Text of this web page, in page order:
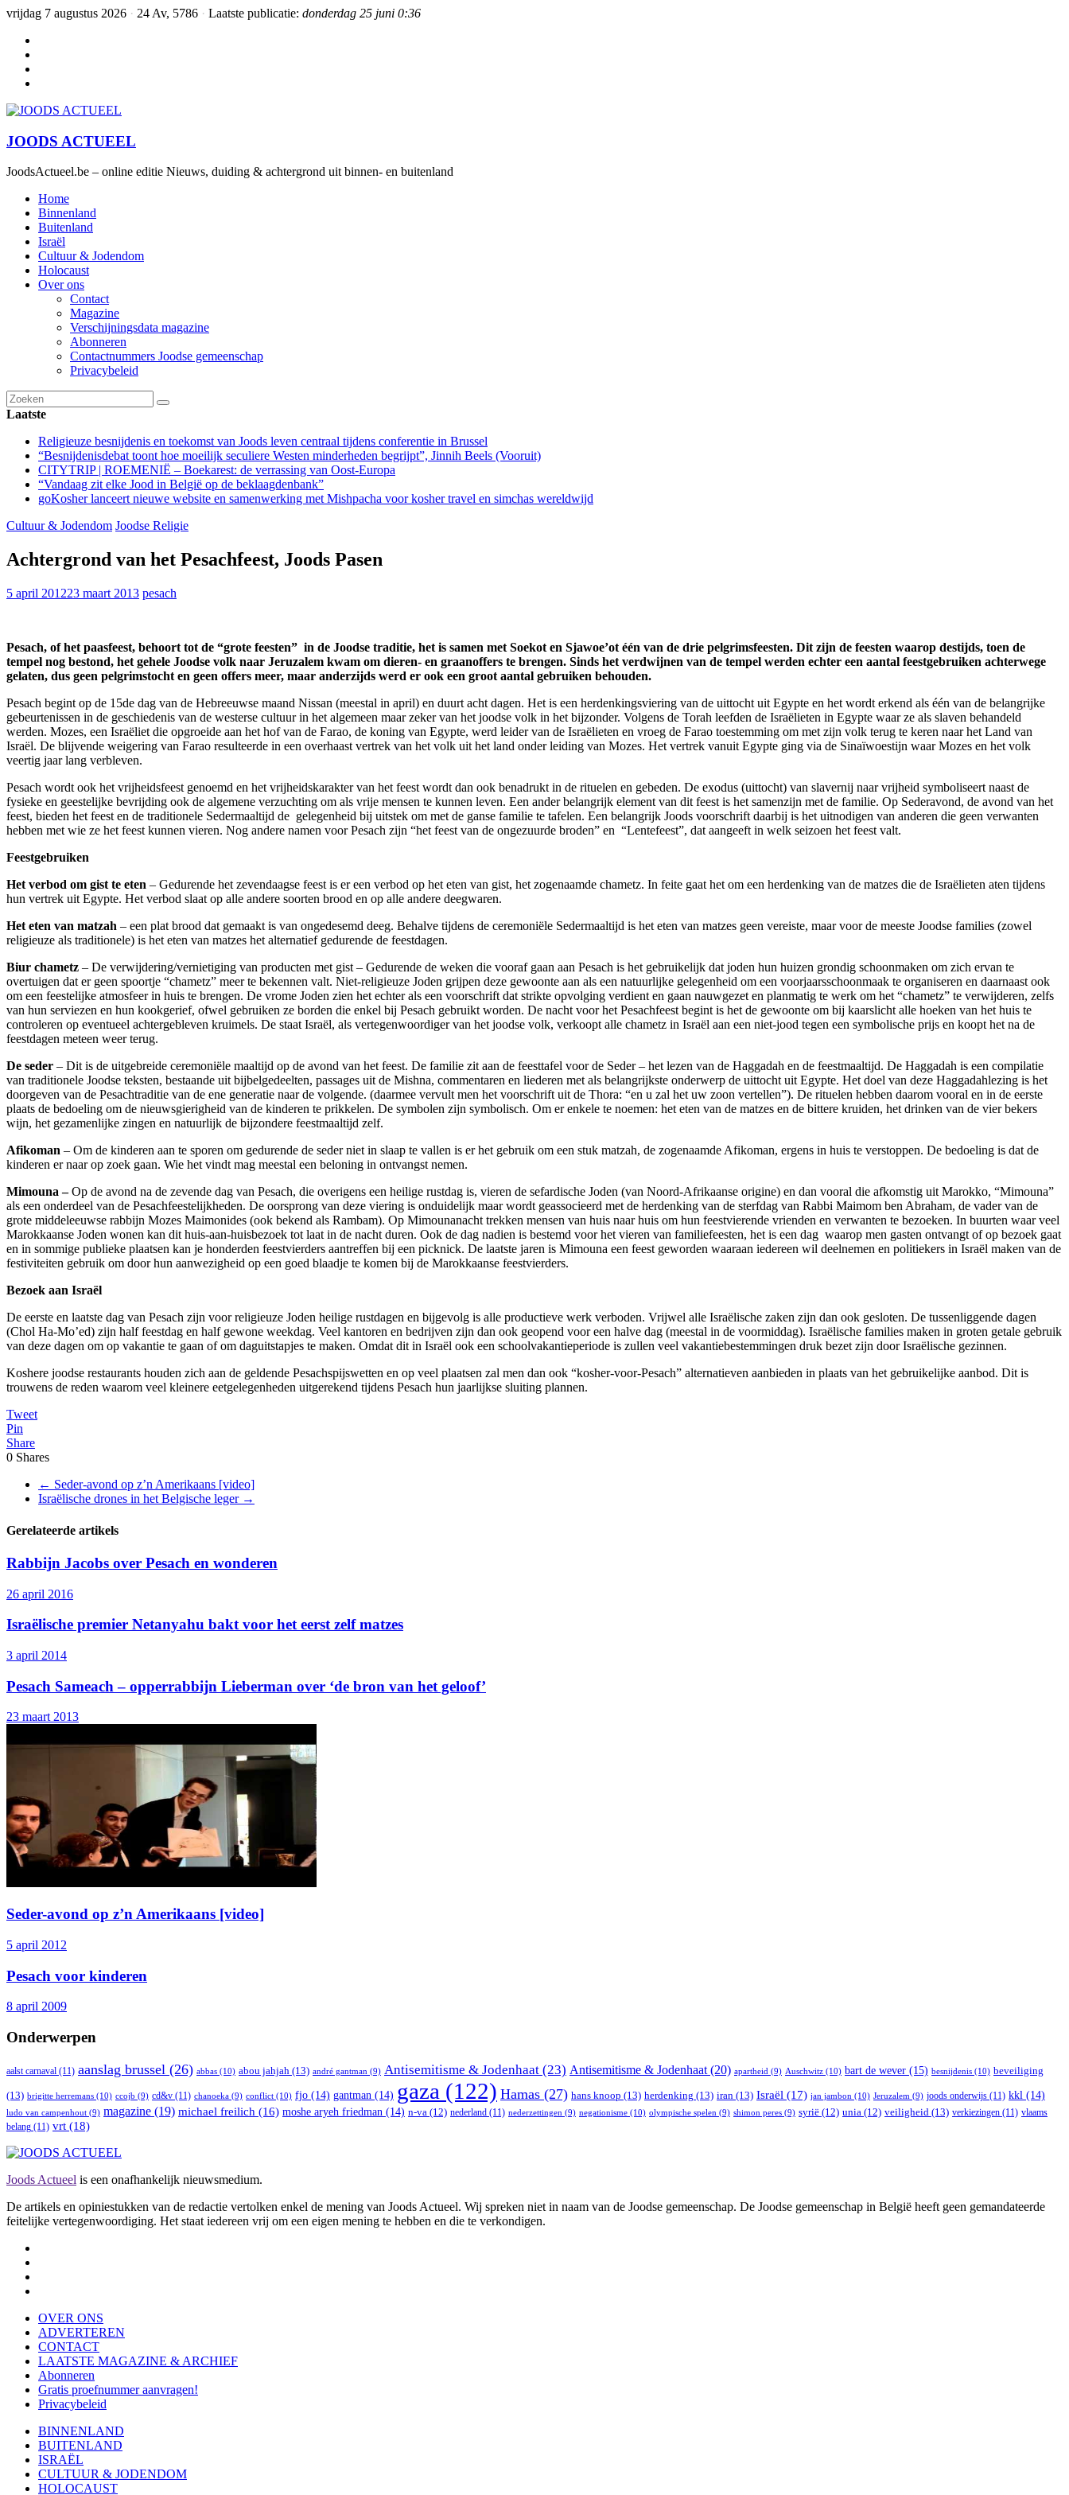
vrijdag 7 augustus 2026 · 24 Av, 5786 · Laatste publicatie: donderdag 25 juni 0:36
JOODS ACTUEEL
JoodsActueel.be – online editie Nieuws, duiding & achtergrond uit binnen- en buitenland
Home
Binnenland
Buitenland
Israël
Cultuur & Jodendom
Holocaust
Over ons
Contact
Magazine
Verschijningsdata magazine
Abonneren
Contactnummers Joodse gemeenschap
Privacybeleid
Laatste
Religieuze besnijdenis en toekomst van Joods leven centraal tijdens conferentie in Brussel
“Besnijdenisdebat toont hoe moeilijk seculiere Westen minderheden begrijpt”, Jinnih Beels (Vooruit)
CITYTRIP | ROEMENIË – Boekarest: de verrassing van Oost-Europa
“Vandaag zit elke Jood in België op de beklaagdenbank”
goKosher lanceert nieuwe website en samenwerking met Mishpacha voor kosher travel en simchas wereldwijd
Cultuur & Jodendom Joodse Religie
Achtergrond van het Pesachfeest, Joods Pasen
5 april 201223 maart 2013 pesach
Pesach, of het paasfeest, behoort tot de “grote feesten” in de Joodse traditie, het is samen met Soekot en Sjawoe’ot één van de drie pelgrimsfeesten. Dit zijn de feesten waarop destijds, toen de
tempel nog bestond, het gehele Joodse volk naar Jeruzalem kwam om dieren- en graanoffers te brengen. Sinds het verdwijnen van de tempel werden echter een aantal feestgebruiken achterwege
gelaten, dus geen pelgrimstocht en geen offers meer, maar anderzijds werd er ook een groot aantal gebruiken behouden.
Pesach begint op de 15de dag van de Hebreeuwse maand Nissan (meestal in april) en duurt acht dagen. Het is een herdenkingsviering van de uittocht uit Egypte en het wordt erkend als één van de belangrijke
gebeurtenissen in de geschiedenis van de westerse cultuur in het algemeen maar zeker van het joodse volk in het bijzonder. Volgens de Torah leefden de Israëlieten in Egypte waar ze als slaven behandeld
werden. Mozes, een Israëliet die opgroeide aan het hof van de Farao, de koning van Egypte, werd leider van de Israëlieten en vroeg de Farao toestemming om met zijn volk terug te keren naar het Land van
Israël. De blijvende weigering van Farao resulteerde in een overhaast vertrek van het volk uit het land onder leiding van Mozes. Het vertrek vanuit Egypte ging via de Sinaïwoestijn waar Mozes en het volk
veertig jaar lang verbleven.
Pesach wordt ook het vrijheidsfeest genoemd en het vrijheidskarakter van het feest wordt dan ook benadrukt in de rituelen en gebeden. De exodus (uittocht) van slavernij naar vrijheid symboliseert naast de
fysieke en geestelijke bevrijding ook de algemene verzuchting om als vrije mensen te kunnen leven. Een ander belangrijk element van dit feest is het samenzijn met de familie. Op Sederavond, de avond van het
feest, bieden het feest en de traditionele Sedermaaltijd de gelegenheid bij uitstek om met de ganse familie te tafelen. Een belangrijk Joods voorschrift daarbij is het uitnodigen van anderen die geen verwanten
hebben met wie ze het feest kunnen vieren. Nog andere namen voor Pesach zijn “het feest van de ongezuurde broden” en “Lentefeest”, dat aangeeft in welk seizoen het feest valt.
Feestgebruiken
Het verbod om gist te eten – Gedurende het zevendaagse feest is er een verbod op het eten van gist, het zogenaamde chametz. In feite gaat het om een herdenking van de matzes die de Israëlieten aten tijdens
hun vertrek uit Egypte. Het verbod slaat op alle andere soorten brood en op alle andere deegwaren.
Het eten van matzah – een plat brood dat gemaakt is van ongedesemd deeg. Behalve tijdens de ceremoniële Sedermaaltijd is het eten van matzes geen vereiste, maar voor de meeste Joodse families (zowel
religieuze als traditionele) is het eten van matzes het alternatief gedurende de feestdagen.
Biur chametz – De verwijdering/vernietiging van producten met gist – Gedurende de weken die vooraf gaan aan Pesach is het gebruikelijk dat joden hun huizen grondig schoonmaken om zich ervan te
overtuigen dat er geen spoortje “chametz” meer te bekennen valt. Niet-religieuze Joden grijpen deze gewoonte aan als een natuurlijke gelegenheid om een voorjaarsschoonmaak te organiseren en daarnaast ook
om een feestelijke atmosfeer in huis te brengen. De vrome Joden zien het echter als een voorschrift dat strikte opvolging verdient en gaan nauwgezet en planmatig te werk om het “chametz” te verwijderen, zelfs
van hun serviezen en hun kookgerief, ofwel gebruiken ze borden die enkel bij Pesach gebruikt worden. De nacht voor het Pesachfeest begint is het de gewoonte om bij kaarslicht alle hoeken van het huis te
controleren op eventueel achtergebleven kruimels. De staat Israël, als vertegenwoordiger van het joodse volk, verkoopt alle chametz in Israël aan een niet-jood tegen een symbolische prijs en koopt het na de
feestdagen meteen weer terug.
De seder – Dit is de uitgebreide ceremoniële maaltijd op de avond van het feest. De familie zit aan de feesttafel voor de Seder – het lezen van de Haggadah en de feestmaaltijd. De Haggadah is een compilatie
van traditionele Joodse teksten, bestaande uit bijbelgedeelten, passages uit de Mishna, commentaren en liederen met als belangrijkste onderwerp de uittocht uit Egypte. Het doel van deze Haggadahlezing is het
doorgeven van de Pesachtraditie van de ene generatie naar de volgende. (daarmee vervult men het voorschrift uit de Thora: “en u zal het uw zoon vertellen”). De rituelen hebben daarom vooral en in de eerste
plaats de bedoeling om de nieuwsgierigheid van de kinderen te prikkelen. De symbolen zijn symbolisch. Om er enkele te noemen: het eten van de matzes en de bittere kruiden, het drinken van de vier bekers
wijn, het gezamenlijke zingen en natuurlijk de bijzondere feestmaaltijd zelf.
Afikoman – Om de kinderen aan te sporen om gedurende de seder niet in slaap te vallen is er het gebruik om een stuk matzah, de zogenaamde Afikoman, ergens in huis te verstoppen. De bedoeling is dat de
kinderen er naar op zoek gaan. Wie het vindt mag meestal een beloning in ontvangst nemen.
Mimouna –Op de avond na de zevende dag van Pesach, die overigens een heilige rustdag is, vieren de sefardische Joden (van Noord-Afrikaanse origine) en dan vooral die afkomstig uit Marokko, “Mimouna”
als een onderdeel van de Pesachfeestelijkheden. De oorsprong van deze viering is onduidelijk maar wordt geassocieerd met de herdenking van de sterfdag van Rabbi Maimom ben Abraham, de vader van de
grote middeleeuwse rabbijn Mozes Maimonides (ook bekend als Rambam). Op Mimounanacht trekken mensen van huis naar huis om hun feestvierende vrienden en verwanten te bezoeken. In buurten waar veel
Marokkaanse Joden wonen kan dit huis-aan-huisbezoek tot laat in de nacht duren. Ook de dag nadien is bestemd voor het vieren van familiefeesten, het is een dag waarop men gasten ontvangt of op bezoek gaat
en in sommige publieke plaatsen kan je honderden feestvierders aantreffen bij een picknick. De laatste jaren is Mimouna een feest geworden waaraan iedereen wil deelnemen en politiekers in Israël maken van de
festiviteiten gebruik om door hun aanwezigheid op een goed blaadje te komen bij de Marokkaanse feestvierders.
Bezoek aan Israël
De eerste en laatste dag van Pesach zijn voor religieuze Joden heilige rustdagen en bijgevolg is alle productieve werk verboden. Vrijwel alle Israëlische zaken zijn dan ook gesloten. De tussenliggende dagen
(Chol Ha-Mo’ed) zijn half feestdag en half gewone weekdag. Veel kantoren en bedrijven zijn dan ook geopend voor een halve dag (meestal in de voormiddag). Israëlische families maken in groten getale gebruik
van deze dagen om op vakantie te gaan of om daguitstapjes te maken. Omdat dit in Israël ook een schoolvakantieperiode is zullen veel vakantiebestemmingen druk bezet zijn door Israëlische gezinnen.
Koshere joodse restaurants houden zich aan de geldende Pesachspijswetten en op veel plaatsen zal men dan ook “kosher-voor-Pesach” alternatieven aanbieden in plaats van het gebruikelijke aanbod. Dit is
trouwens de reden waarom veel kleinere eetgelegenheden uitgerekend tijdens Pesach hun jaarlijkse sluiting plannen.
Tweet
Pin
Share
0 Shares
← Seder-avond op z’n Amerikaans [video]
Israëlische drones in het Belgische leger →
Gerelateerde artikels
Rabbijn Jacobs over Pesach en wonderen
26 april 2016
Israëlische premier Netanyahu bakt voor het eerst zelf matzes
3 april 2014
Pesach Sameach – opperrabbijn Lieberman over ‘de bron van het geloof’
23 maart 2013
Seder-avond op z’n Amerikaans [video]
5 april 2012
Pesach voor kinderen
8 april 2009
Onderwerpen
aalst carnaval (11) aanslag brussel (26) abbas (10) abou jahjah (13) andré gantman (9) Antisemitisme & Jodenhaat (23) Antisemitisme & Jodenhaat (20) apartheid (9) Auschwitz (10) bart de wever (15) besnijdenis (10) beveiliging
(13) brigitte herremans (10) ccojb (9) cd&v (11) chanoeka (9) conflict (10) fjo (14) gantman (14) gaza (122) Hamas (27) hans knoop (13) herdenking (13) iran (13) Israël (17) jan jambon (10) Jeruzalem (9) joods onderwijs (11) kkl (14)
ludo van campenhout (9) magazine (19) michael freilich (16) moshe aryeh friedman (14) n-va (12) nederland (11) nederzettingen (9) negationisme (10) olympische spelen (9) shimon peres (9) syrië (12) unia (12) veiligheid (13) verkiezingen (11) vlaams
belang (11) vrt (18)
Joods Actueel is een onafhankelijk nieuwsmedium.
De artikels en opiniestukken van de redactie vertolken enkel de mening van Joods Actueel. Wij spreken niet in naam van de Joodse gemeenschap. De Joodse gemeenschap in België heeft geen gemandateerde
feitelijke vertegenwoordiging. Het staat iedereen vrij om een eigen mening te hebben en die te verkondigen.
OVER ONS
ADVERTEREN
CONTACT
LAATSTE MAGAZINE & ARCHIEF
Abonneren
Gratis proefnummer aanvragen!
Privacybeleid
BINNENLAND
BUITENLAND
ISRAËL
CULTUUR & JODENDOM
HOLOCAUST